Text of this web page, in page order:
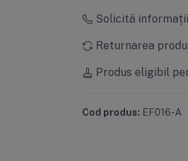
Solicită informații
Returnarea
Produs eligibil
Cod produs: EF016-A